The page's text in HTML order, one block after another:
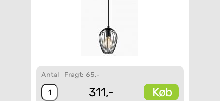
Antal Fragt: 65,-
311,- Køb